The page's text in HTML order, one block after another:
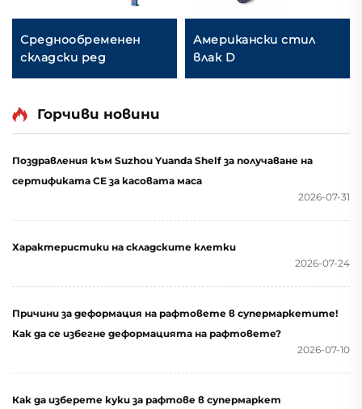
Среднообременен
складски ред
Американски стил
влак D
Горчиви новини
Поздравления към Suzhou Yuanda Shelf за получаване на
сертификата CE за касовата маса
2026-07-31
Характеристики на складските клетки
2026-07-24
Причини за деформация на рафтовете в супермаркетите!
Как да се избегне деформацията на рафтовете?
2026-07-10
Как да изберете куки за рафтове в супермаркет